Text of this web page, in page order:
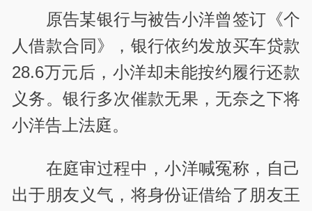
原告某银行与被告小洋曾签订《个
人借款合同》，银行依约发放买车贷款
28.6万元后，小洋却未能按约履行还款
义务。银行多次催款无果，无奈之下将
小洋告上法庭。
在庭审过程中，小洋喊冤称，自己
出于朋友义气，将身份证借给了朋友王